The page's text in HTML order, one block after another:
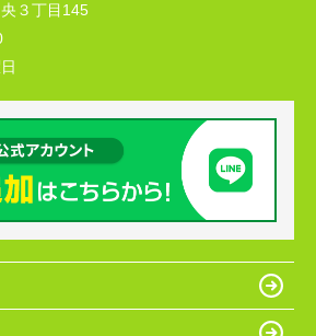
３丁目145